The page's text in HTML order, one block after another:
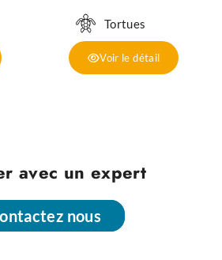
Tortues
Voir le détail
avec un expert
nous